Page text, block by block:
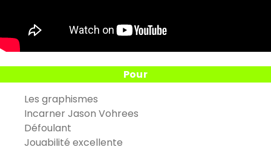
Pour
Les graphismes
Incarner Jason Vohrees
Défoulant
Jouabilité excellente